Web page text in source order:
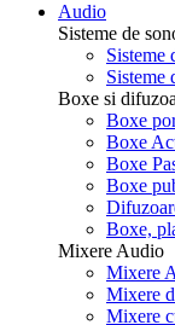
Audio
Sisteme de
Sisteme
Sisteme
Boxe si
Boxe
Boxe
Boxe
Boxe
Boxe,
Mixere Audio
Mixere
Mixere
Mixere